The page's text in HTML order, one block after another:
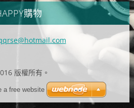
購物
e@hotmail.com
版權所有。
a free website